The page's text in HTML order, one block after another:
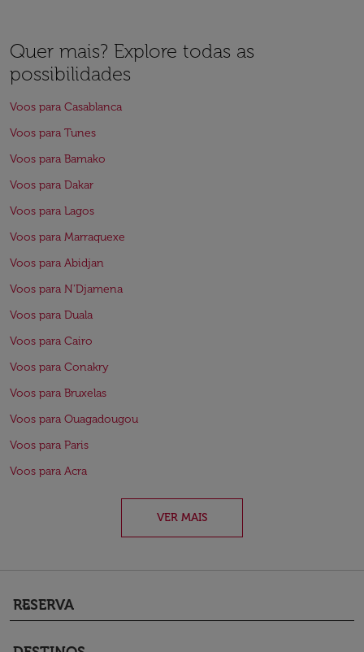
Quer mais? Explore todas as
possibilidades
Voos para Casablanca
Voos para Tunes
Voos para Bamako
Voos para Dakar
Voos para Lagos
Voos para Marraquexe
Voos para Abidjan
Voos para N'Djamena
Voos para Duala
Voos para Cairo
Voos para Conakry
Voos para Bruxelas
Voos para Ouagadougou
Voos para Paris
Voos para Acra
VER MAIS
RESERVA
keyboard_arrow_down